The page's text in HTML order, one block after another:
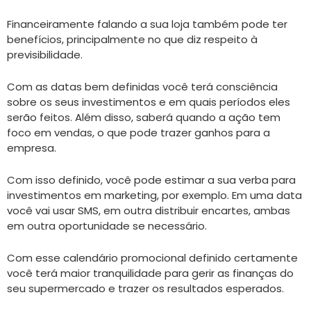
Financeiramente falando a sua loja também pode ter
benefícios, principalmente no que diz respeito à
previsibilidade.
Com as datas bem definidas você terá consciência
sobre os seus investimentos e em quais períodos eles
serão feitos. Além disso, saberá quando a ação tem
foco em vendas, o que pode trazer ganhos para a
empresa.
Com isso definido, você pode estimar a sua verba para
investimentos em marketing, por exemplo. Em uma data
você vai usar SMS, em outra distribuir encartes, ambas
em outra oportunidade se necessário.
Com esse calendário promocional definido certamente
você terá maior tranquilidade para gerir as finanças do
seu supermercado e trazer os resultados esperados.